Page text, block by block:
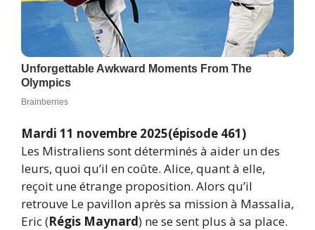
Mardi 11 novembre 2025(épisode 461)
Les Mistraliens sont déterminés à aider un des
leurs, quoi qu’il en coûte. Alice, quant à elle,
reçoit une étrange proposition. Alors qu’il
retrouve Le pavillon après sa mission à Massalia,
Eric (Régis Maynard) ne se sent plus à sa place.